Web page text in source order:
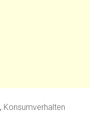
, Konsumverhalten